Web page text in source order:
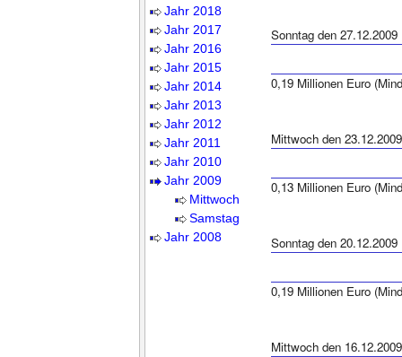
Jahr 2018
Jahr 2017
Jahr 2016
Jahr 2015
Jahr 2014
Jahr 2013
Jahr 2012
Jahr 2011
Jahr 2010
Jahr 2009
Mittwoch
Samstag
Jahr 2008
Sonntag den 27.12.2009
0,19 Millionen Euro
Mittwoch den 23.12.2009
0,13 Millionen Euro
Sonntag den 20.12.2009
0,19 Millionen Euro
Mittwoch den 16.12.2009